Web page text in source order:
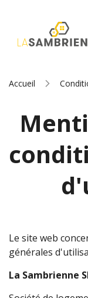
Accueil
Le site web
générales
La Sambrienne